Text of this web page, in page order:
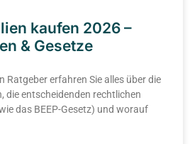
kaufen 2026 –
& Gesetze
Ratgeber erfahren Sie alles über die
die entscheidenden rechtlichen
das BEEP-Gesetz) und worauf